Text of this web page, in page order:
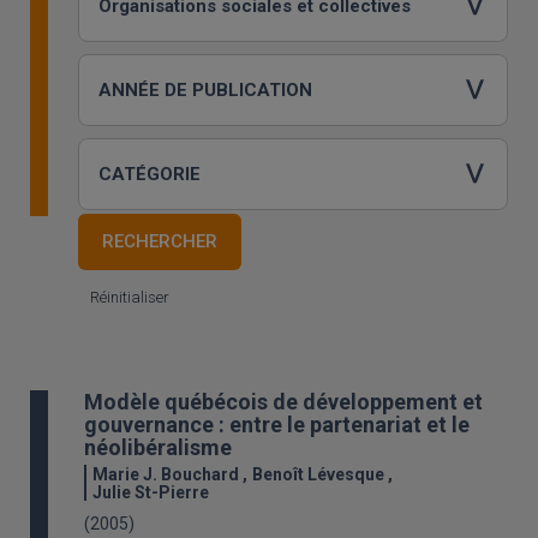
Réinitialiser
Modèle québécois de développement et
gouvernance : entre le partenariat et le
néolibéralisme
Marie J. Bouchard
Benoît Lévesque
Julie St-Pierre
(2005)